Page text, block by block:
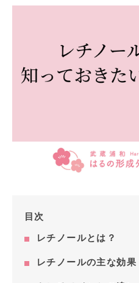
目次
レチノールとは？
レチノールの主な効果